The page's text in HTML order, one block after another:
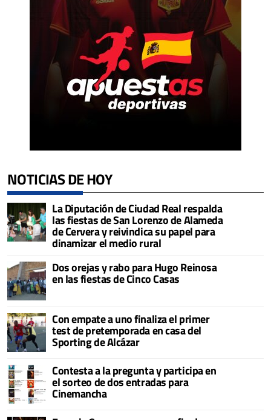
NOTICIAS DE HOY
La Diputación de Ciudad Real respalda
las fiestas de San Lorenzo de Alameda
de Cervera y reivindica su papel para
dinamizar el medio rural
Dos orejas y rabo para Hugo Reinosa
en las fiestas de Cinco Casas
Con empate a uno finaliza el primer
test de pretemporada en casa del
Sporting de Alcázar
Contesta a la pregunta y participa en
el sorteo de dos entradas para
Cinemancha